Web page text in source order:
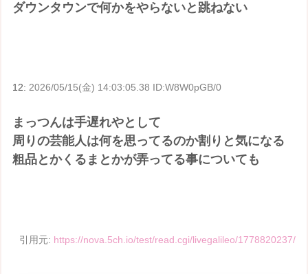
ダウンタウンで何かをやらないと跳ねない
12:2026/05/15(金) 14:03:05.38 ID:W8W0pGB/0
まっつんは手遅れやとして
周りの芸能人は何を思ってるのか割りと気になる
粗品とかくるまとかが弄ってる事についても
引用元: https://nova.5ch.io/test/read.cgi/livegalileo/1778820237/